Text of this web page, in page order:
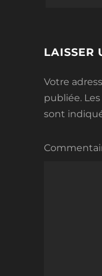
LAISSER
Votre
publiée.
sont